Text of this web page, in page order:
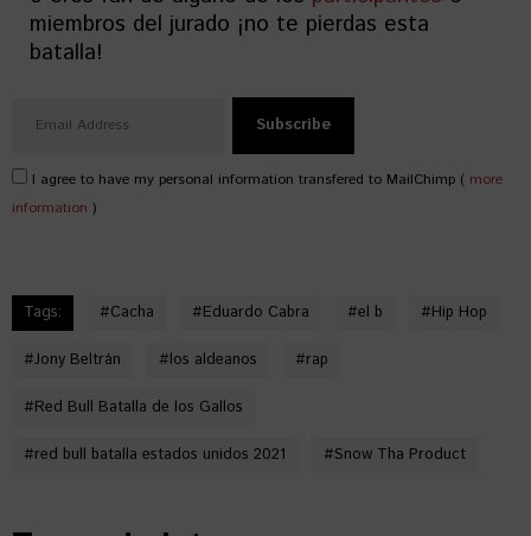
miembros del jurado ¡no te pierdas esta
batalla!
I agree to have my personal information transfered to MailChimp ( more
information )
Tags: #Cacha #Eduardo Cabra #el b #Hip Hop
#Jony Beltrán #los aldeanos #rap
#Red Bull Batalla de los Gallos
#red bull batalla estados unidos 2021 #Snow Tha Product